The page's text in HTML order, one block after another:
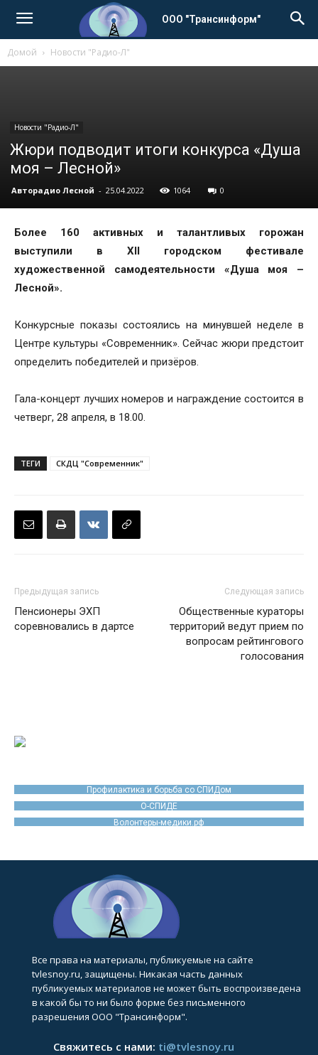
ООО "Трансинформ"
Домой Новости "Радио-Л"
Новости "Радио-Л"
Жюри подводит итоги конкурса «Душа
моя – Лесной»
Авторадио Лесной - 25.04.2022 1064 0
Более 160 активных и талантливых горожан
выступили в XII городском фестивале
художественной самодеятельности «Душа моя –
Лесной».
Конкурсные показы состоялись на минувшей неделе в
Центре культуры «Современник». Сейчас жюри предстоит
определить победителей и призёров.
Гала-концерт лучших номеров и награждение состоится в
четверг, 28 апреля, в 18.00.
ТЕГИ СКДЦ "Современник"
Предыдущая запись
Пенсионеры ЭХП
соревновались в дартсе
Следующая запись
Общественные кураторы
территорий ведут прием по
вопросам рейтингового
голосования
Профилактика и борьба со СПИДом
О-СПИДЕ
Волонтеры-медики.рф
Все права на материалы, публикуемые на сайте
tvlesnoy.ru, защищены. Никакая часть данных
публикуемых материалов не может быть воспроизведена
в какой бы то ни было форме без письменного
разрешения ООО "Трансинформ".
Свяжитесь с нами: ti@tvlesnoy.ru